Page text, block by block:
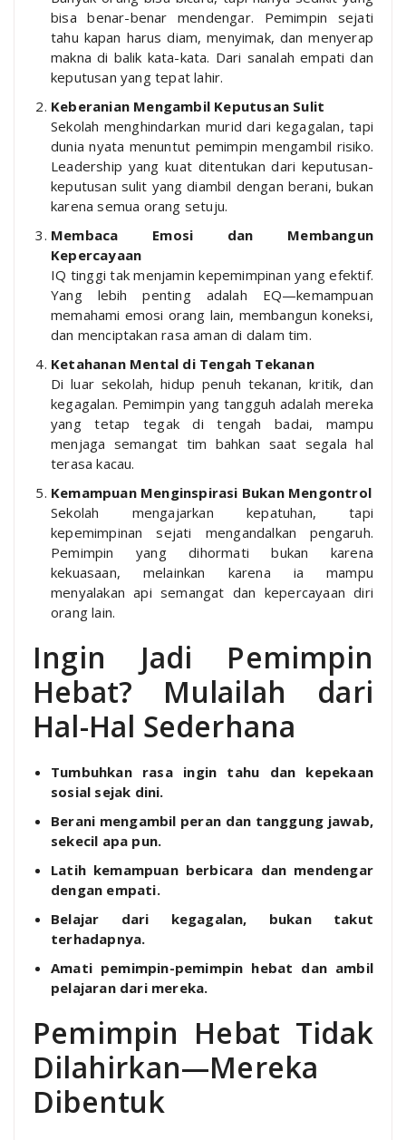
bisa benar-benar mendengar. Pemimpin sejati
tahu kapan harus diam, menyimak, dan menyerap
makna di balik kata-kata. Dari sanalah empati dan
keputusan yang tepat lahir.
Keberanian Mengambil Keputusan Sulit
Sekolah menghindarkan murid dari kegagalan, tapi
dunia nyata menuntut pemimpin mengambil risiko.
Leadership yang kuat ditentukan dari keputusan-
keputusan sulit yang diambil dengan berani, bukan
karena semua orang setuju.
Membaca Emosi dan Membangun
Kepercayaan
IQ tinggi tak menjamin kepemimpinan yang efektif.
Yang lebih penting adalah EQ—kemampuan
memahami emosi orang lain, membangun koneksi,
dan menciptakan rasa aman di dalam tim.
Ketahanan Mental di Tengah Tekanan
Di luar sekolah, hidup penuh tekanan, kritik, dan
kegagalan. Pemimpin yang tangguh adalah mereka
yang tetap tegak di tengah badai, mampu
menjaga semangat tim bahkan saat segala hal
terasa kacau.
Kemampuan Menginspirasi Bukan Mengontrol
Sekolah mengajarkan kepatuhan, tapi
kepemimpinan sejati mengandalkan pengaruh.
Pemimpin yang dihormati bukan karena
kekuasaan, melainkan karena ia mampu
menyalakan api semangat dan kepercayaan diri
orang lain.
Ingin Jadi Pemimpin
Hebat? Mulailah dari
Hal-Hal Sederhana
Tumbuhkan rasa ingin tahu dan kepekaan
sosial sejak dini.
Berani mengambil peran dan tanggung jawab,
sekecil apa pun.
Latih kemampuan berbicara dan mendengar
dengan empati.
Belajar dari kegagalan, bukan takut
terhadapnya.
Amati pemimpin-pemimpin hebat dan ambil
pelajaran dari mereka.
Pemimpin Hebat Tidak
Dilahirkan—Mereka
Dibentuk